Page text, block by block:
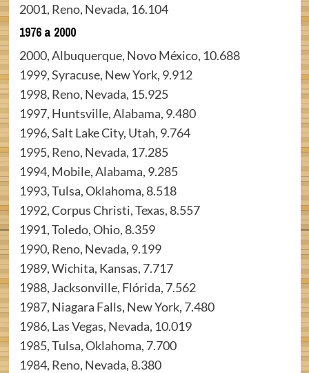
2001, Reno, Nevada, 16.104
1976 a 2000
2000, Albuquerque, Novo México, 10.688
1999, Syracuse, New York, 9.912
1998, Reno, Nevada, 15.925
1997, Huntsville, Alabama, 9.480
1996, Salt Lake City, Utah, 9.764
1995, Reno, Nevada, 17.285
1994, Mobile, Alabama, 9.285
1993, Tulsa, Oklahoma, 8.518
1992, Corpus Christi, Texas, 8.557
1991, Toledo, Ohio, 8.359
1990, Reno, Nevada, 9.199
1989, Wichita, Kansas, 7.717
1988, Jacksonville, Flórida, 7.562
1987, Niagara Falls, New York, 7.480
1986, Las Vegas, Nevada, 10.019
1985, Tulsa, Oklahoma, 7.700
1984, Reno, Nevada, 8.380